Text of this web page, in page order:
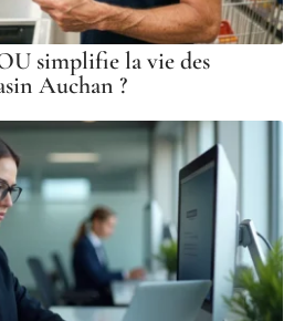
simplifie la vie des
Auchan ?